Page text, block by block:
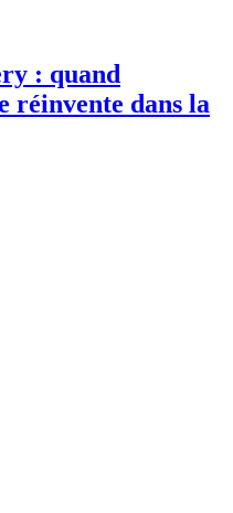
: quand
réinvente dans la